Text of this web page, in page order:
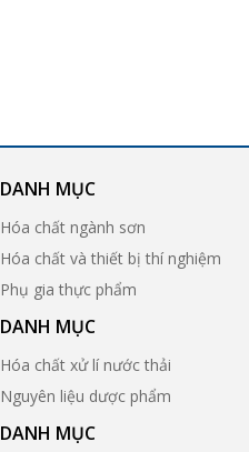
DANH MỤC
Hóa chất ngành sơn
Hóa chất và thiết bị thí nghiệm
Phụ gia thực phẩm
DANH MỤC
Hóa chất xử lí nước thải
Nguyên liệu dược phẩm
DANH MỤC